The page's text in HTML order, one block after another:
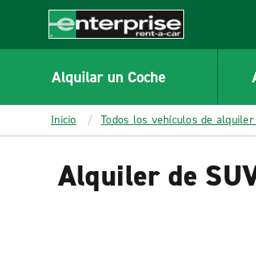
CONTENT
Enterprise
Alquilar un Coche
Inicio Todos los vehículos de
Alquiler de